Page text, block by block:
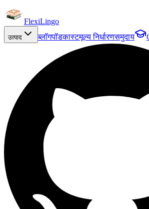
FlexiLingo
उत्पाद ब्लॉगपॉडकास्टमूल्य निर्धारणसमुदाय